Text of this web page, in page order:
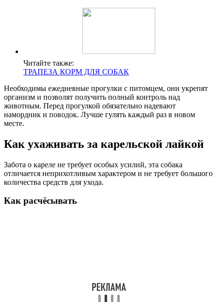
Читайте также:
ТРАПЕЗА КОРМ ДЛЯ СОБАК
Необходимы ежедневные прогулки с питомцем, они укрепят
организм и позволят получить полный контроль над
животным. Перед прогулкой обязательно надевают
намордник и поводок. Лучше гулять каждый раз в новом
месте.
Как ухаживать за карельской лайкой
Забота о кареле не требует особых усилий, эта собака
отличается неприхотливым характером и не требует большого
количества средств для ухода.
Как расчёсывать